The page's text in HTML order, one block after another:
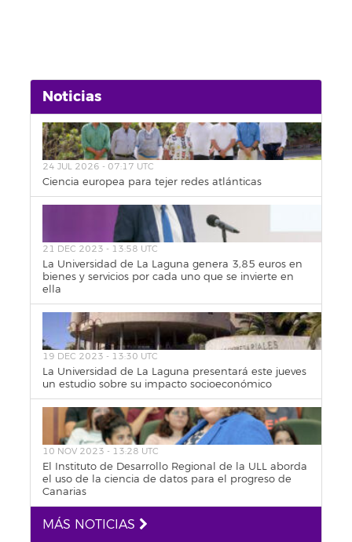
Noticias
24 JUL 2026 - 07:17 UTC
Ciencia europea para tejer redes atlánticas
21 DEC 2023 - 13:58 UTC
La Universidad de La Laguna genera 3,85 euros en
bienes y servicios por cada uno que se invierte en
ella
19 DEC 2023 - 13:30 UTC
La Universidad de La Laguna presentará este jueves
un estudio sobre su impacto socioeconómico
10 NOV 2023 - 13:28 UTC
El Instituto de Desarrollo Regional de la ULL aborda
el uso de la ciencia de datos para el progreso de
Canarias
MÁS NOTICIAS